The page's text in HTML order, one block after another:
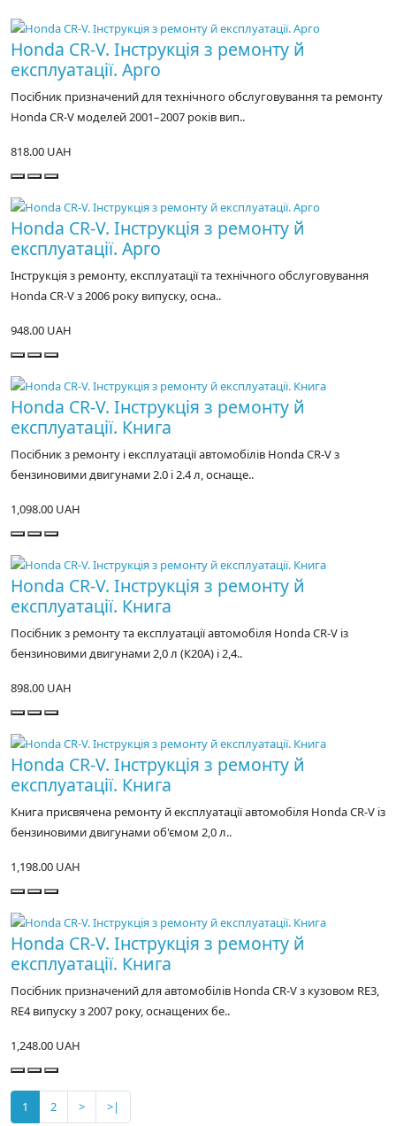
Honda CR-V. Інструкція з ремонту й
експлуатації. Арго
Посібник призначений для технічного обслуговування та ремонту
Honda CR-V моделей 2001–2007 років вип..
818.00 UAH
Honda CR-V. Інструкція з ремонту й
експлуатації. Арго
Інструкція з ремонту, експлуатації та технічного обслуговування
Honda CR-V з 2006 року випуску, осна..
948.00 UAH
Honda CR-V. Інструкція з ремонту й
експлуатації. Книга
Посібник з ремонту і експлуатації автомобілів Honda CR-V з
бензиновими двигунами 2.0 і 2.4 л, оснаще..
1,098.00 UAH
Honda CR-V. Інструкція з ремонту й
експлуатації. Книга
Посібник з ремонту та експлуатації автомобіля Honda CR-V із
бензиновими двигунами 2,0 л (К20А) і 2,4..
898.00 UAH
Honda CR-V. Інструкція з ремонту й
експлуатації. Книга
Книга присвячена ремонту й експлуатації автомобіля Honda CR-V із
бензиновими двигунами об'ємом 2,0 л..
1,198.00 UAH
Honda CR-V. Інструкція з ремонту й
експлуатації. Книга
Посібник призначений для автомобілів Honda CR-V з кузовом RE3,
RE4 випуску з 2007 року, оснащених бе..
1,248.00 UAH
1 2 > >|